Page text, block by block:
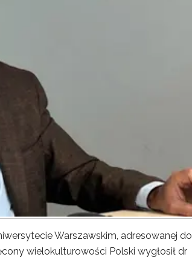
Warszawskim, adresowanej do
wielokulturowości Polski wygłosił dr